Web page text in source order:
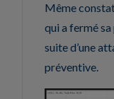
Même
qui a fermé
suite d’une
préventive.